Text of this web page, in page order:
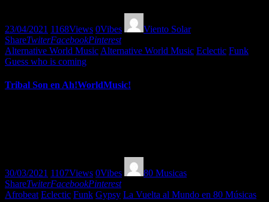
23/04/2021 1168Views 0Vibes
Viento Solar
ShareTwiterFacebookPinterest
Alternative World Music Alternative World Music Eclectic Funk
Guess who is coming
Tribal Son en Ah!WorldMusic!
30/03/2021 1107Views 0Vibes
80 Musicas
ShareTwiterFacebookPinterest
Afrobeat Eclectic Funk Gypsy La Vuelta al Mundo en 80 Músicas